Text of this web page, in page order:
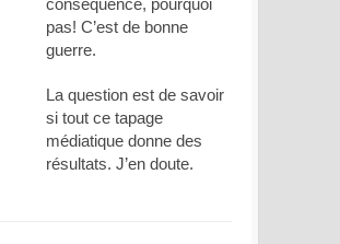
pas! C’est de bonne
guerre.
La question est de savoir
si tout ce tapage
médiatique donne des
résultats. J’en doute.